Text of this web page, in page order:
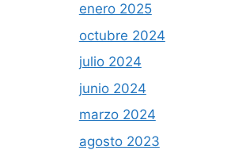
enero 2025
octubre 2024
julio 2024
junio 2024
marzo 2024
agosto 2023